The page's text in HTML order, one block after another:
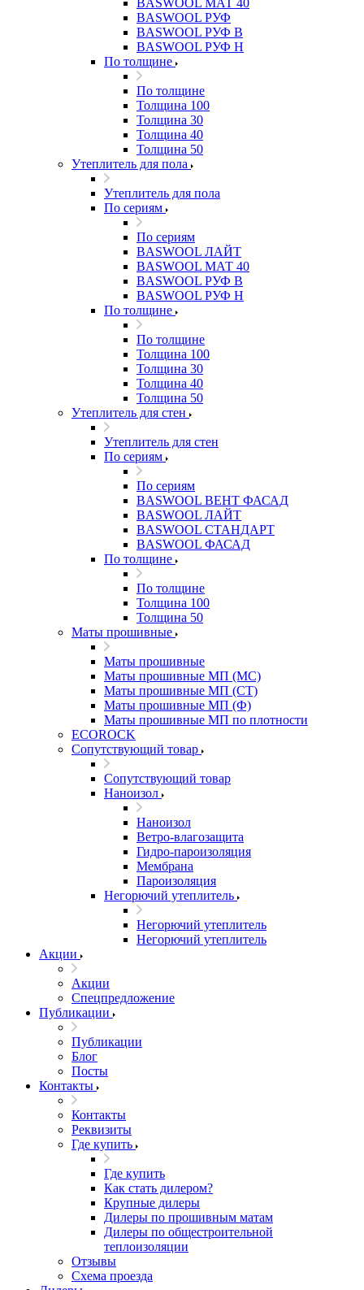
BASWOOL МАТ 40
BASWOOL РУФ
BASWOOL РУФ В
BASWOOL РУФ Н
По толщине
По толщине
Толщина 100
Толщина 30
Толщина 40
Толщина 50
Утеплитель для пола
Утеплитель для пола
По сериям
По сериям
BASWOOL ЛАЙТ
BASWOOL МАТ 40
BASWOOL РУФ В
BASWOOL РУФ Н
По толщине
По толщине
Толщина 100
Толщина 30
Толщина 40
Толщина 50
Утеплитель для стен
Утеплитель для стен
По сериям
По сериям
BASWOOL ВЕНТ ФАСАД
BASWOOL ЛАЙТ
BASWOOL СТАНДАРТ
BASWOOL ФАСАД
По толщине
По толщине
Толщина 100
Толщина 50
Маты прошивные
Маты прошивные
Маты прошивные МП (МС)
Маты прошивные МП (СТ)
Маты прошивные МП (Ф)
Маты прошивные МП по плотности
ECOROCK
Сопутствующий товар
Сопутствующий товар
Наноизол
Наноизол
Ветро-влагозащита
Гидро-пароизоляция
Мембрана
Пароизоляция
Негорючий утеплитель
Негорючий утеплитель
Негорючий утеплитель
Акции
Акции
Спецпредложение
Публикации
Публикации
Блог
Посты
Контакты
Контакты
Реквизиты
Где купить
Где купить
Как стать дилером?
Крупные дилеры
Дилеры по прошивным матам
Дилеры по общестроительной
теплоизоляции
Отзывы
Схема проезда